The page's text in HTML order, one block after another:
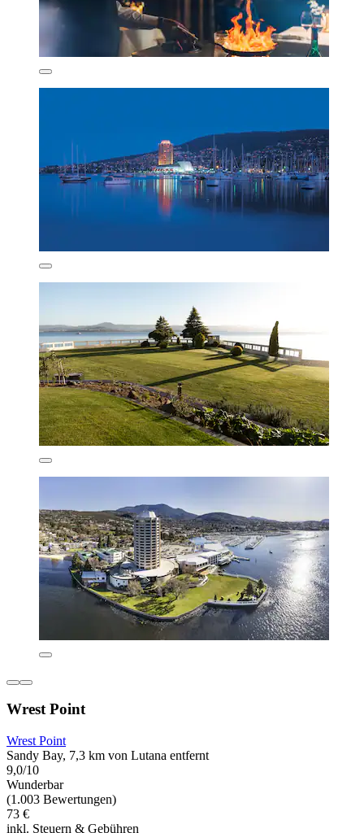
Wrest Point
Wrest Point
Sandy Bay, 7,3 km von Lutana entfernt
9,0/10
Wunderbar
(1.003 Bewertungen)
73 €
inkl. Steuern & Gebühren